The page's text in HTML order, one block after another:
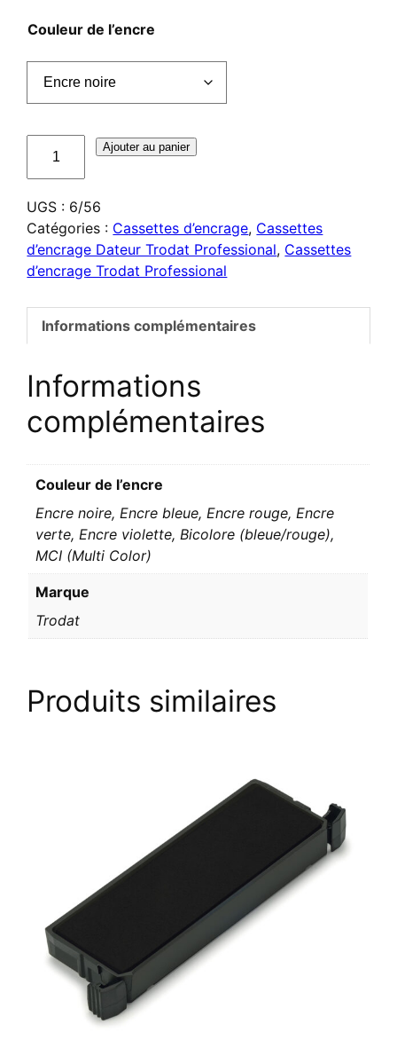
Couleur de l’encre
d'encrage
Trodat
6/56
Ajouter au panier
UGS : 6/56
Catégories : Cassettes d’encrage, Cassettes
d’encrage Dateur Trodat Professional, Cassettes
d’encrage Trodat Professional
Informations complémentaires
Informations
complémentaires
Couleur de l’encre
Encre noire, Encre bleue, Encre rouge, Encre
verte, Encre violette, Bicolore (bleue/rouge),
MCI (Multi Color)
Marque
Trodat
Produits similaires